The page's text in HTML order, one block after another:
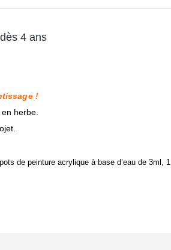
4 ans
!
herbe.
de peinture acrylique à base d’eau de 3ml, 1